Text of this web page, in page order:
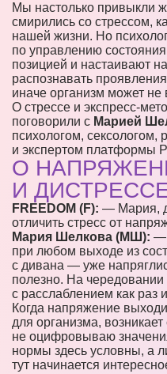
Мы настолько привыкли
смирились со стрессом,
нашей жизни. Но
по управлению
позицией и настаивают
распознавать
иначе организм может не
О стрессе и экспресс-
поговорили с Марией
психологом, сексологом,
и экспертом платформы
О
И
FREEDOM (F): — Мария,
отличить стресс от
Мария Шелкова (МШ): —
при любом выходе из
с дивана — уже
полезно. На
с расслаблением как раз
Когда напряжение
для организма,
не оцифровываю
нормы здесь условны, а
тут начинается